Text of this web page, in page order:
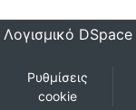
Λογισμικό DSpace
Ρυθμίσεις
cookie